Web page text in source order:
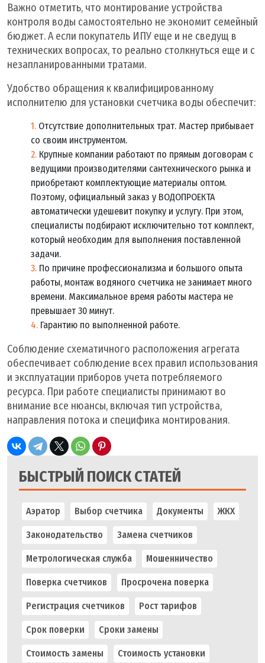
БЫСТРЫЙ ПОИСК СТАТЕЙ
Аэратор Выбор счетчика Документы ЖКХ
Законодательство Замена счетчиков
Метрологическая служба Мошенничество
Поверка счетчиков Просрочена поверка
Регистрация счетчиков Рост тарифов
Срок поверки Сроки замены
Стоимость замены Стоимость установки
Важно отметить, что монтирование устройства
контроля воды самостоятельно не экономит семейный
бюджет. А если покупатель ИПУ еще и не сведущ в
технических вопросах, то реально столкнуться еще и с
незапланированными тратами.
Удобство обращения к квалифицированному
исполнителю для установки счетчика воды обеспечит:
Отсутствие дополнительных трат. Мастер прибывает
со своим инструментом.
Крупные компании работают по прямым договорам с
ведущими производителями сантехнического рынка и
приобретают комплектующие материалы оптом.
Поэтому, официальный заказ у ВОДОПРОЕКТА
автоматически удешевит покупку и услугу. При этом,
специалисты подбирают исключительно тот комплект,
который необходим для выполнения поставленной
задачи.
По причине профессионализма и большого опыта
работы, монтаж водяного счетчика не занимает много
времени. Максимальное время работы мастера не
превышает 30 минут.
Гарантию по выполненной работе.
Соблюдение схематичного расположения агрегата
обеспечивает соблюдение всех правил использования
и эксплуатации приборов учета потребляемого
ресурса. При работе специалисты принимают во
внимание все нюансы, включая тип устройства,
направления потока и специфика монтирования.